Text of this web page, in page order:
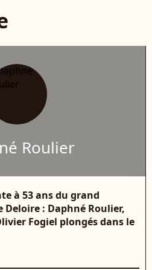
Roulier
à 53 ans du grand
: Daphné Roulier,
Fogiel plongés dans le